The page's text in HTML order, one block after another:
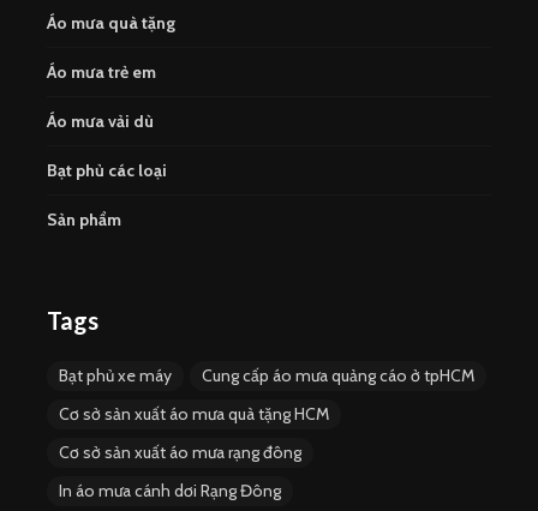
Áo mưa quà tặng
Áo mưa trẻ em
Áo mưa vải dù
Bạt phủ các loại
Sản phẩm
Tags
Bạt phủ xe máy
Cung cấp áo mưa quảng cáo ở tpHCM
Cơ sở sản xuất áo mưa quà tặng HCM
Cơ sở sản xuất áo mưa rạng đông
In áo mưa cánh dơi Rạng Đông